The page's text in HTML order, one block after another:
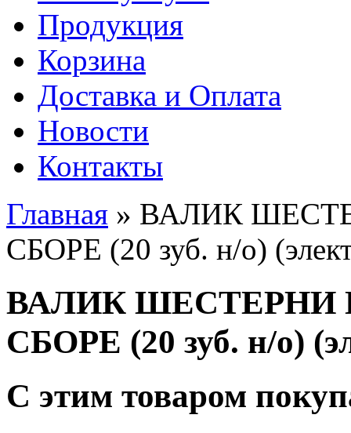
Продукция
Корзина
Доставка и Оплата
Новости
Контакты
Вы здесь
Главная » ВАЛИК
СБОРЕ (20 зуб. н/о)
ВАЛИК ШЕСТЕРНИ
СБОРЕ (20 зуб. н/о)
С этим товаром